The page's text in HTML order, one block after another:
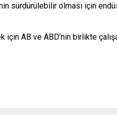
sürdürülebilir olması için
AB ve ABD’nin birlikte